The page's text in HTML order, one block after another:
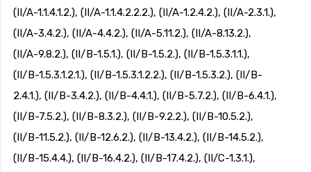
(II/A-1.1.4.1.2.), (II/A-1.1.4.2.2.2.), (II/A-1.2.4.2.), (II/A-2.3.1.),
(II/A-3.4.2.), (II/A-4.4.2.), (II/A-5.11.2.), (II/A-8.13.2.),
(II/A-9.8.2.), (II/B-1.5.1.), (II/B-1.5.2.), (II/B-1.5.3.1.1.),
(II/B-1.5.3.1.2.1.), (II/B-1.5.3.1.2.2.), (II/B-1.5.3.2.), (II/B-
2.4.1.), (II/B-3.4.2.), (II/B-4.4.1.), (II/B-5.7.2.), (II/B-6.4.1.),
(II/B-7.5.2.), (II/B-8.3.2.), (II/B-9.2.2.), (II/B-10.5.2.),
(II/B-11.5.2.), (II/B-12.6.2.), (II/B-13.4.2.), (II/B-14.5.2.),
(II/B-15.4.4.), (II/B-16.4.2.), (II/B-17.4.2.), (II/C-1.3.1.),